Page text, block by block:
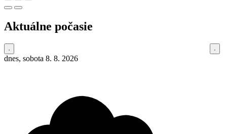
Aktuálne počasie
dnes, sobota 8. 8. 2026